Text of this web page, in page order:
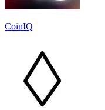
CoinIQ